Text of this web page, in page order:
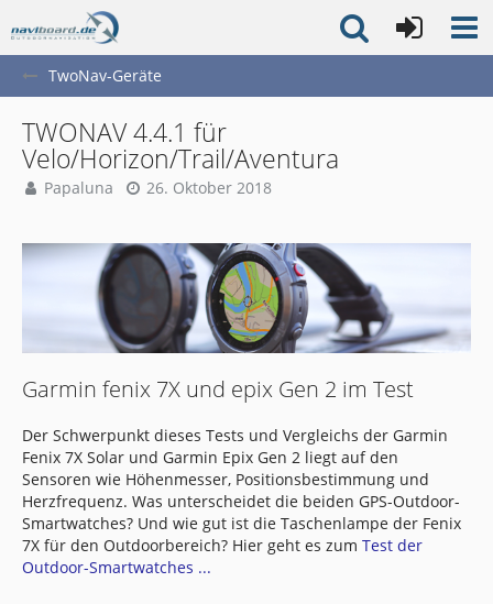
TwoNav-Geräte
TWONAV 4.4.1 für
Velo/Horizon/Trail/Aventura
Papaluna 26. Oktober 2018
Garmin fenix 7X und epix Gen 2 im Test
Der Schwerpunkt dieses Tests und Vergleichs der Garmin
Fenix 7X Solar und Garmin Epix Gen 2 liegt auf den
Sensoren wie Höhenmesser, Positionsbestimmung und
Herzfrequenz. Was unterscheidet die beiden GPS-Outdoor-
Smartwatches? Und wie gut ist die Taschenlampe der Fenix
7X für den Outdoorbereich? Hier geht es zum Test der
Outdoor-Smartwatches ...